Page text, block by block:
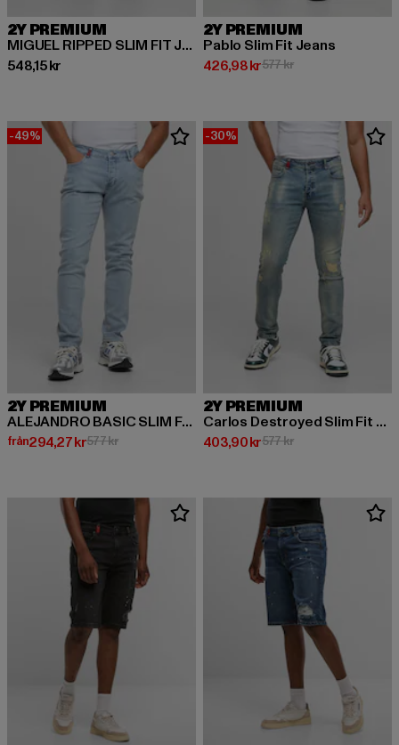
2Y PREMIUM
MIGUEL RIPPED SLIM FIT JEANS
548,15 kr
Nuvarande pris: 548,15 kr
2Y PREMIUM
Pablo Slim Fit Jeans
426,98 kr
Nuvarande pris: 426,98 kr
577 krKampanjpris: 577 kr
-49%
2Y PREMIUM
ALEJANDRO BASIC SLIM FIT JEANS
från294,27 kr
Nuvarande pris: Från 294,27 kr
577 krKampanjpris: 577 kr
-30%
2Y PREMIUM
Carlos Destroyed Slim Fit Jeans
403,90 kr
Nuvarande pris: 403,90 kr
577 krKampanjpris: 577 kr